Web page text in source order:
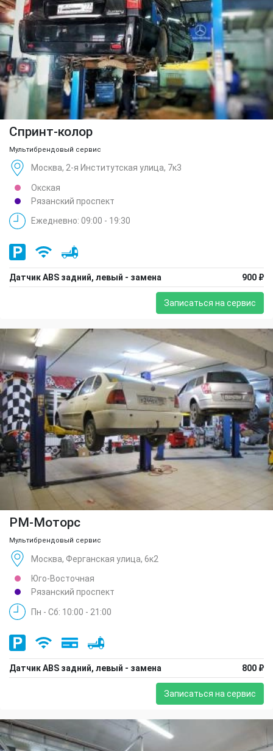
Спринт-колор
Мультибрендовый сервис
Москва, 2-я Институтская улица, 7к3
Окская
Рязанский проспект
Ежедневно: 09:00 - 19:30
Датчик ABS задний, левый - замена 900 ₽
Записаться на сервис
РМ-Моторс
Мультибрендовый сервис
Москва, Ферганская улица, 6к2
Юго-Восточная
Рязанский проспект
Пн - Сб: 10:00 - 21:00
Датчик ABS задний, левый - замена 800 ₽
Записаться на сервис